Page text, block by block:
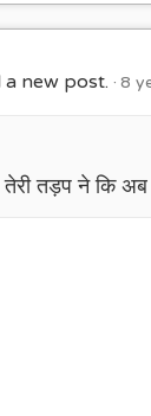
a new post. 8
तड़प ने कि अब